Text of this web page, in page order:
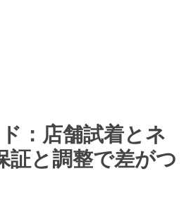
：店舗試着とネ
証と調整で差がつ